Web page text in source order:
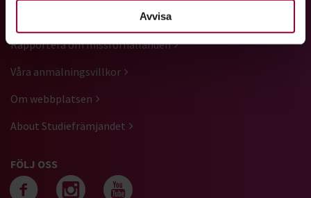
Avvisa
Rapportera om missförhållanden
Våra anmälningsvillkor
Om webbplatsen
About Studiefrämjandet
FÖLJ OSS